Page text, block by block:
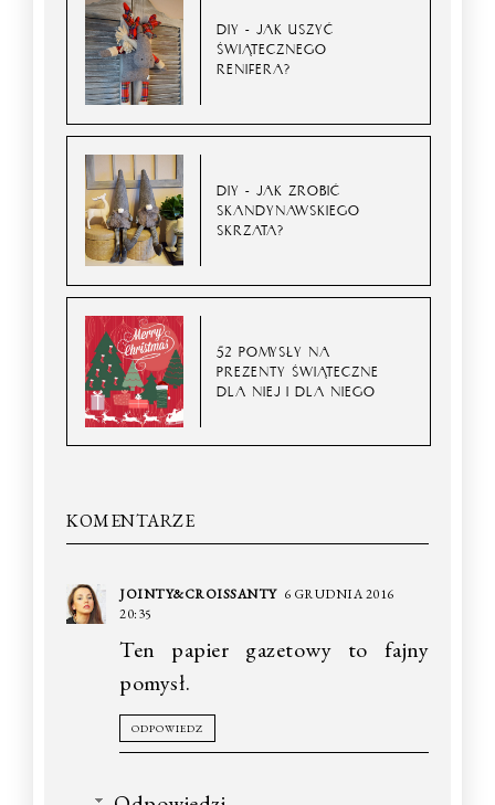
DIY - JAK USZYĆ
ŚWIĄTECZNEGO
RENIFERA?
DIY - JAK ZROBIĆ
SKANDYNAWSKIEGO
SKRZATA?
52 POMYSŁY NA
PREZENTY ŚWIĄTECZNE
DLA NIEJ I DLA NIEGO
KOMENTARZE
JOINTY&CROISSANTY 6 GRUDNIA 2016
20:35
Ten papier gazetowy to fajny
pomysł.
ODPOWIEDZ